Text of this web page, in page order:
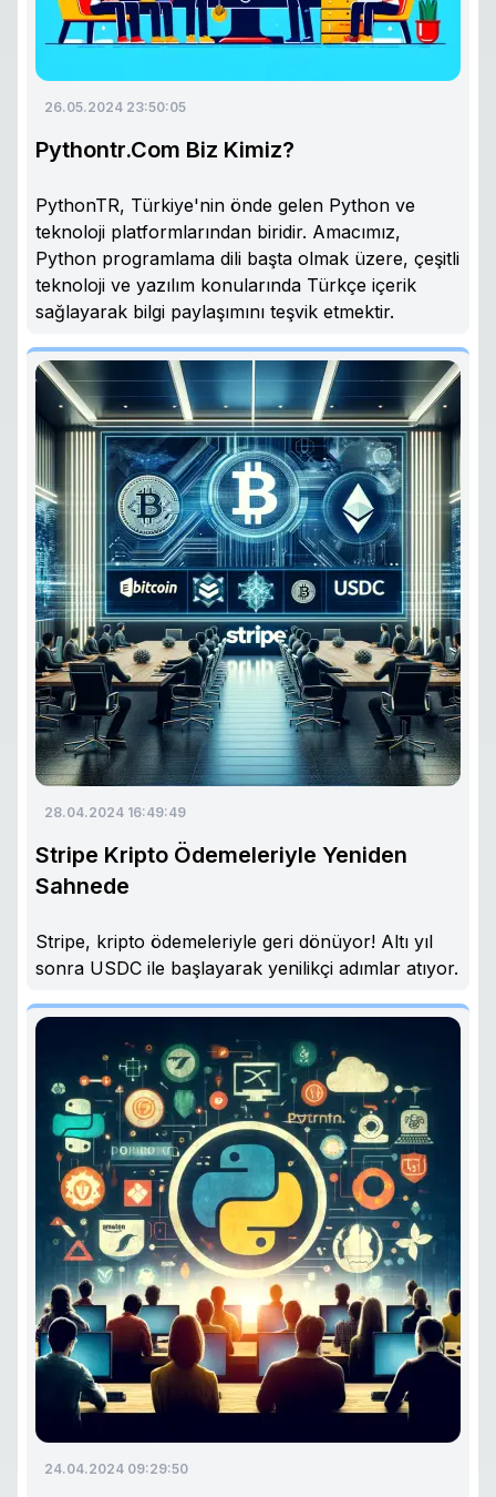
26.05.2024 23:50:05
Pythontr.Com Biz Kimiz?
PythonTR, Türkiye'nin önde gelen Python ve
teknoloji platformlarından biridir. Amacımız,
Python programlama dili başta olmak üzere, çeşitli
teknoloji ve yazılım konularında Türkçe içerik
sağlayarak bilgi paylaşımını teşvik etmektir.
28.04.2024 16:49:49
Stripe Kripto Ödemeleriyle Yeniden
Sahnede
Stripe, kripto ödemeleriyle geri dönüyor! Altı yıl
sonra USDC ile başlayarak yenilikçi adımlar atıyor.
24.04.2024 09:29:50